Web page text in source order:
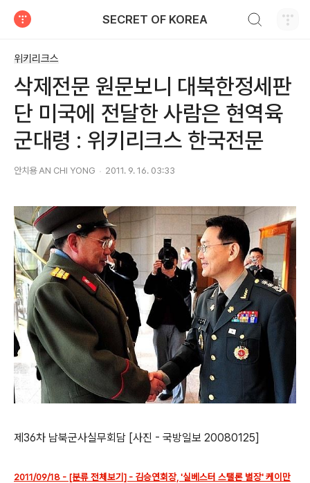
SECRET OF KOREA
위키리크스
삭제전문 원문보니 대북한정세판
단 미국에 전달한 사람은 현역육
군대령 : 위키리크스 한국전문
안치용 AN CHI YONG 2011. 9. 16. 03:33
제36차 남북군사실무회담 [사진 - 국방일보 20080125]
2011/09/18 - [분류 전체보기] - 김승연회장, '실베스터 스탤론 별장' 케이만